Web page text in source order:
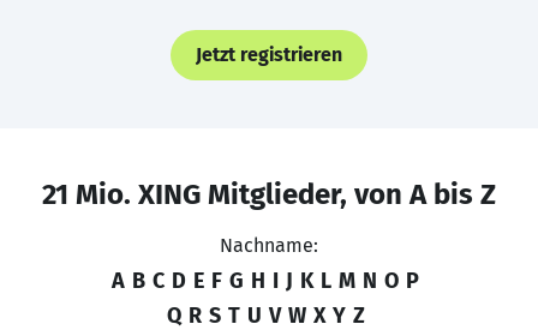
Jetzt registrieren
21 Mio. XING Mitglieder, von A bis Z
Nachname:
A B C D E F G H I J K L M N O P
Q R S T U V W X Y Z